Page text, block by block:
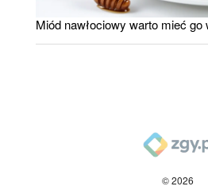
Miód nawłociowy warto mieć go
© 2026